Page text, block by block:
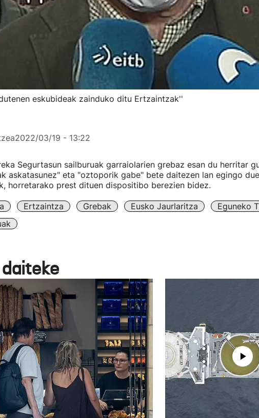
eskubideak zainduko ditu Ertzaintzak''
2022/03/19 - 13:22
Segurtasun sailburuak garraiolarien grebaz esan du herritar
askatasunez" eta "oztoporik gabe" bete daitezen lan egingo
horretarako prest dituen dispositibo berezien bidez.
Ertzaintza Grebak Eusko Jaurlaritza
Eguneko